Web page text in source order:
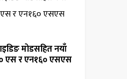
मोडसहित नयाँ
एस र एन१६० एसएस